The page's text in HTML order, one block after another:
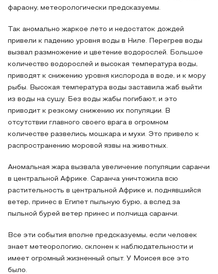
фараону, метеорологически предсказуемы.
Так аномально жаркое лето и недостаток дождей
привели к падению уровня воды в Ниле. Перегрев воды
вызвал размножение и цветение водорослей. Большое
количество водорослей и высокая температура воды,
приводят к снижению уровня кислорода в воде, и к мору
рыбы. Высокая температура воды заставила жаб выйти
из воды на сушу. Без воды жабы погибают, и это
приводит к резкому снижению их популяции. В
отсутствии главного своего врага в огромном
количестве развелись мошкара и мухи. Это привело к
распространению моровой язвы на животных.
Аномальная жара вызвала увеличение популяции саранчи
в центральной Африке. Саранча уничтожила всю
растительность в центральной Африке и, поднявшийся
ветер, принес в Египет пыльную бурю, а вслед за
пыльной бурей ветер принес и полчища саранчи.
Все эти события вполне предсказуемы, если человек
знает метеорологию, склонен к наблюдательности и
имеет огромный жизненный опыт. У Моисея все это
было.